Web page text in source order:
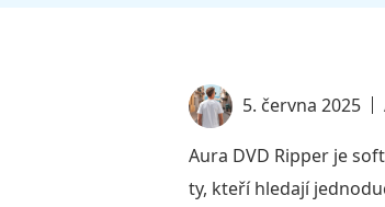
5. června 2025
Aura DVD Ripper je
ty, kteří hledají